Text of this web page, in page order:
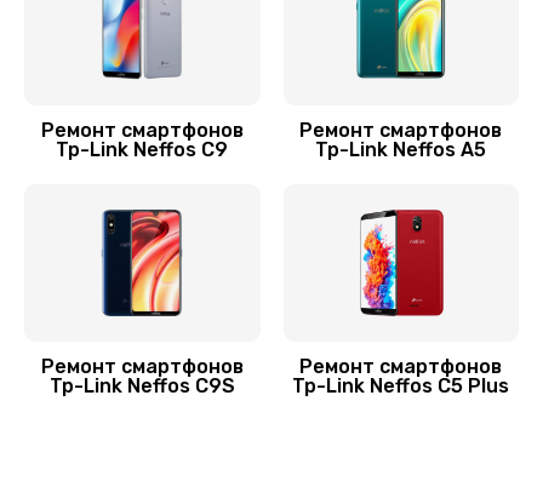
Ремонт микрофона
Комплексная чистка
Ремонт смартфонов
Tp-Link Neffos C9
Ремонт смартфонов
Tp-Link Neffos A5
Ремонт смартфонов
Tp-Link Neffos C9S
Ремонт смартфонов
Tp-Link Neffos C5 Plus